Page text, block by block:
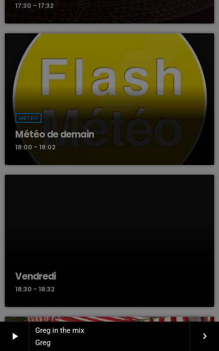
play_arrow
Greg in the mix
Greg
keyboard_arrow_right
17:30 - 17:32
MÉTÉO
Météo de demain
18:00 - 18:02
Vendredi
18:30 - 18:32